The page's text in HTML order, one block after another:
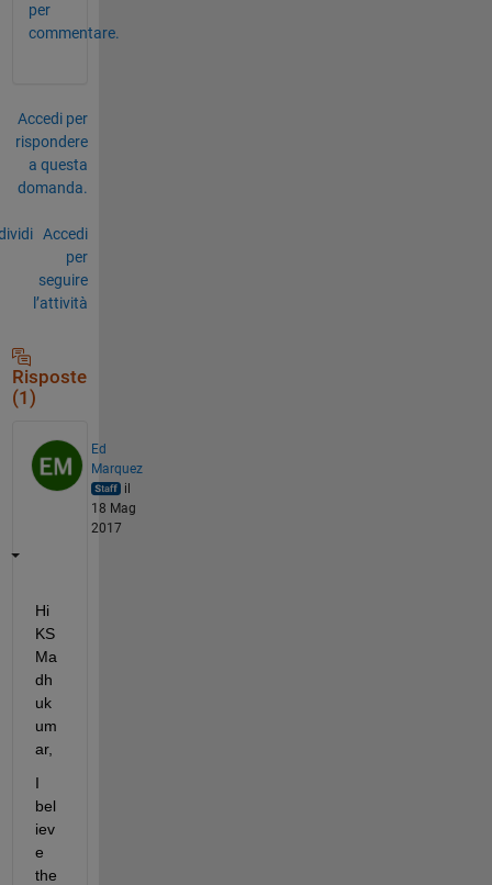
per
commentare.
Accedi per
rispondere
a questa
domanda.
Accedi
per
seguire
l’attività
Risposte
(1)
Ed
Marquez
il
18 Mag
2017
Hi
KS
Ma
dh
uk
um
ar,
I
bel
iev
e
the